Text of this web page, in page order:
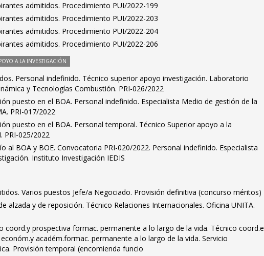
admitidos. Procedimiento PUI/2022-199
admitidos. Procedimiento PUI/2022-203
admitidos. Procedimiento PUI/2022-204
admitidos. Procedimiento PUI/2022-206
A LA INVESTIGACIÓN
Personal indefinido. Técnico superior apoyo investigación. Laboratorio
y Tecnologías Combustión. PRI-026/2022
puesto en el BOA. Personal indefinido. Especialista Medio de gestión de la
PRI-017/2022
puesto en el BOA. Personal temporal. Técnico Superior apoyo a la
PRI-025/2022
al BOA y BOE. Convocatoria PRI-020/2022. Personal indefinido. Especialista
Instituto Investigación IEDIS
Varios puestos Jefe/a Negociado. Provisión definitiva (concurso méritos)
alzada y de reposición. Técnico Relaciones Internacionales. Oficina UNITA.
coord.y prospectiva formac. permanente a lo largo de la vida. Técnico coord.e
académ.formac. permanente a lo largo de la vida. Servicio
Provisión temporal (encomienda funcio